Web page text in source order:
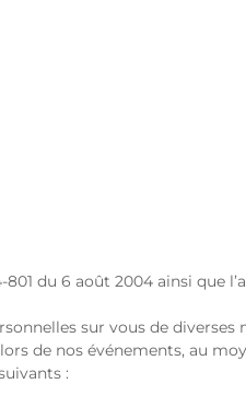
du 6 août 2004 ainsi que
sur vous de
de nos événements, au
: